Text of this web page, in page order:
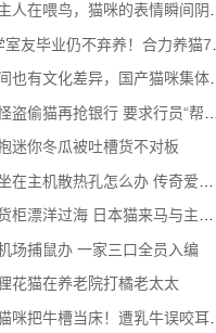
在喂鸟，猫咪的表情瞬间阴沉：黄口小儿必除之
毕业仍不弃养！合力养猫7年跨省接力 牠从此有4个家
文化差异，国产猫咪集体洗脸，而外国猫咪一脸懵圈状
偷猫再抢银行 要求行员“帮忙顾一下”
迷你冬瓜被吐槽货不对板
主机散热孔怎么办 传奇爱猫人加装尖刺！
柜漂洋过海 日本猫来马与主人重逢
场捕鼠办 一家三口全员入编
花猫在养老院打橘老太太
牛槽当床！遭乳牛误咬耳仔竟若无其事 画面引全网爆笑